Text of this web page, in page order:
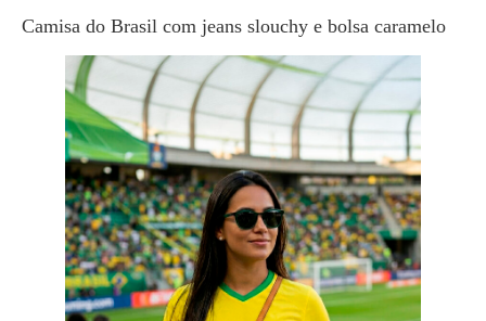
Camisa do Brasil com jeans slouchy e bolsa caramelo